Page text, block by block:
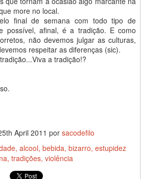
more no local.
final de semana com todo tipo de
possível, afinal, é a tradição. E como
não devemos julgar as culturas,
respeitar as diferenças (sic).
a tradição!?
April 2011 por sacodefilo
alcool bebida bizarro estupidez
tradições violência